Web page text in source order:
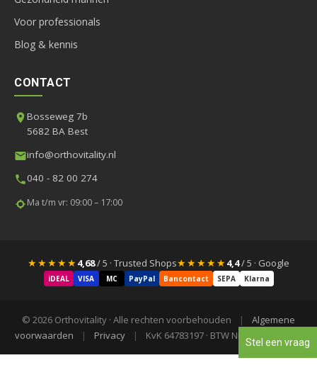
Voor professionals
Blog & kennis
CONTACT
Bosseweg 7b
5682 BA Best
info@orthovitality.nl
040 - 82 00 274
Ma t/m vr: 09:00 – 17:00
★★★★★4,68/ 5 · Trusted Shops★★★★★4,4/ 5 · Google
iDEAL VISA MC PayPal Bancontact SEPA Klarna
© 2026 Orthovitality · Alle rechten voorbehouden |
Algemene
voorwaarden
| Privacy | KvK 64783197 · BTW NL855840523B01
Stel een vraag